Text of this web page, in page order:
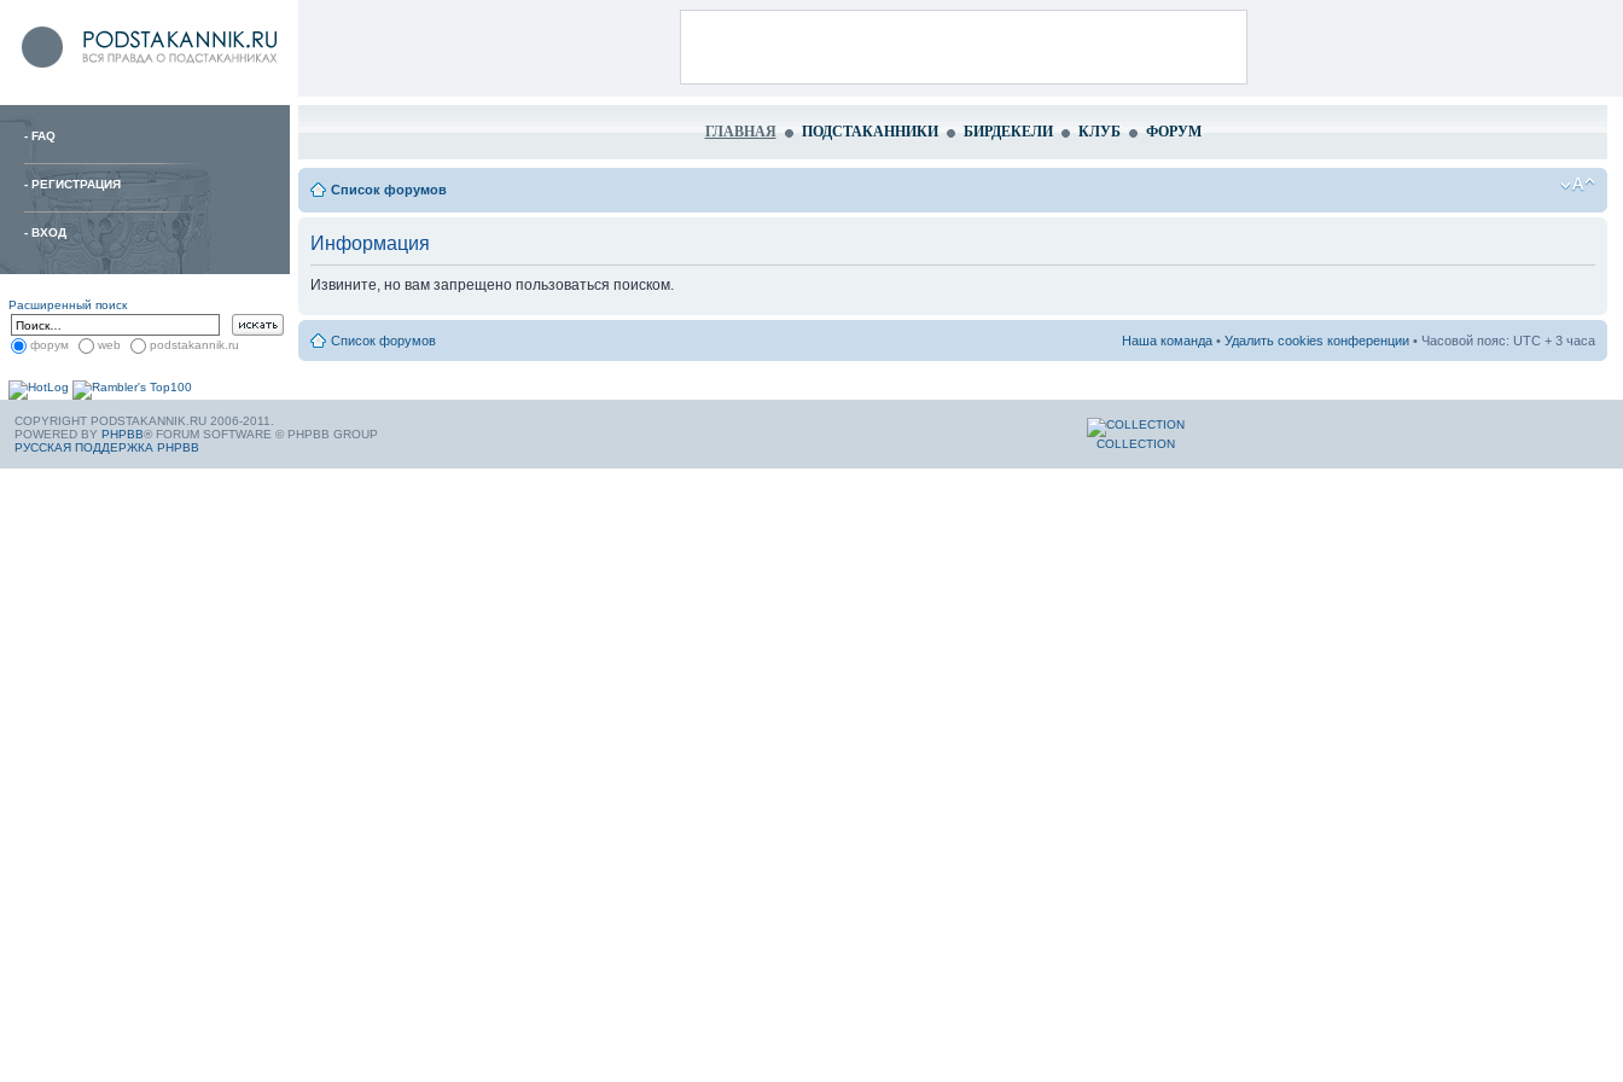
- FAQ
- РЕГИСТРАЦИЯ
- ВХОД
Расширенный поиск
форум web podstakannik.ru
ГЛАВНАЯ ПОДСТАКАННИКИ БИРДЕКЕЛИ КЛУБ ФОРУМ
Список форумов
Информация
Извините, но вам запрещено пользоваться поиском.
Список форумов Наша команда • Удалить cookies конференции • Часовой пояс: UTC + 3 часа
COPYRIGHT PODSTAKANNIK.RU 2006-2011.
POWERED BY PHPBB® FORUM SOFTWARE © PHPBB GROUP
РУССКАЯ ПОДДЕРЖКА PHPBB
COLLECTION